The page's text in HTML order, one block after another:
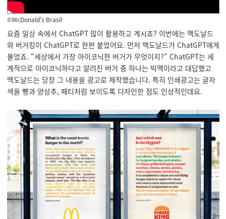
©McDonald's Brasil
요즘 일상 속에서 ChatGPT 많이 활용하고 계시죠? 이번에는 맥도날드
와 버거킹이 ChatGPT로 한판 붙었어요. 먼저 맥도날드가 ChatGPT에게
물었죠. "세상에서 가장 아이코닉한 버거가 무엇이지?" ChatGPT는 세
계적으로 아이코닉하다고 알려진 버거 중 하나는 빅맥이라고 대답했고
맥도날드는 당장 그 내용을 광고로 제작했습니다. 특히 인쇄광고는 글자
색을 빵과 양상추, 패티처럼 보이도록 디자인한 점도 인상적인데요.